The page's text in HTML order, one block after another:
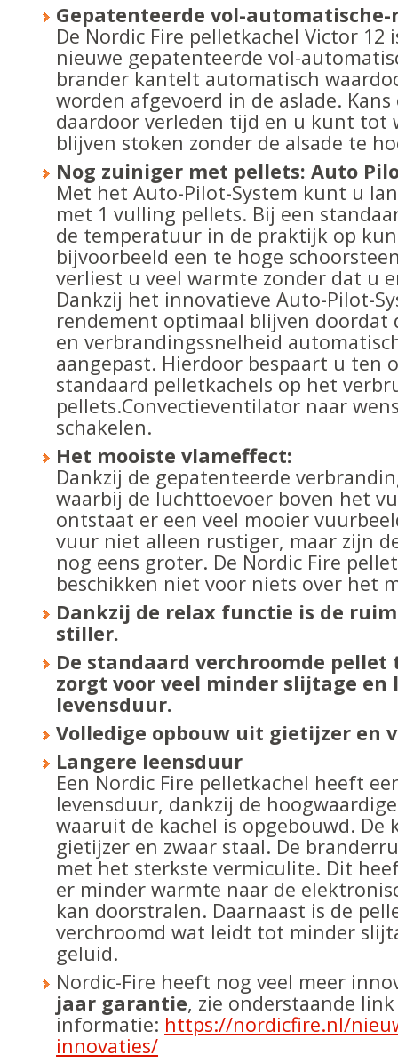
Gepatenteerde vol-
De Nordic Fire pelletkachel Victor 12
nieuwe gepatenteerde vol-
brander kantelt automatisch
worden afgevoerd in de aslade.
daardoor verleden tijd en u kunt tot
blijven stoken zonder de alsade te
Nog zuiniger met pellets: Auto
Met het Auto-Pilot-System kunt u
met 1 vulling pellets. Bij een
de temperatuur in de praktijk op
bijvoorbeeld een te hoge
verliest u veel warmte zonder dat u
Dankzij het innovatieve Auto-Pilot-
rendement optimaal blijven doordat
en verbrandingssnelheid
aangepast. Hierdoor bespaart u ten
standaard pelletkachels op het
pellets.Convectieventilator naar
schakelen.
Het mooiste vlameffect:
Dankzij de gepatenteerde
waarbij de luchttoevoer boven het
ontstaat er een veel mooier
vuur niet alleen rustiger, maar zijn
nog eens groter. De Nordic Fire
beschikken niet voor niets over het
Dankzij de relax functie is de
stiller.
De standaard verchroomde pellet
zorgt voor veel minder slijtage en
levensduur.
Volledige opbouw uit gietijzer en
Langere leensduur
Een Nordic Fire pelletkachel heeft
levensduur, dankzij de
waaruit de kachel is opgebouwd. De
gietijzer en zwaar staal. De
met het sterkste vermiculite. Dit
er minder warmte naar de
kan doorstralen. Daarnaast is de
verchroomd wat leidt tot minder
geluid.
Nordic-Fire heeft nog veel meer
jaar garantie, zie onderstaande
informatie: https://nordicfire.nl/
innovaties/